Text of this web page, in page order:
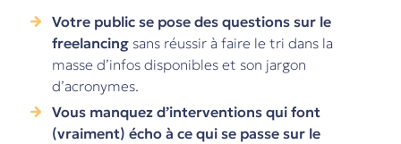
Votre public se pose des questions sur le
freelancing sans réussir à faire le tri dans la
masse d’infos disponibles et son jargon
d’acronymes.
Vous manquez d’interventions qui font
(vraiment) écho à ce qui se passe sur le